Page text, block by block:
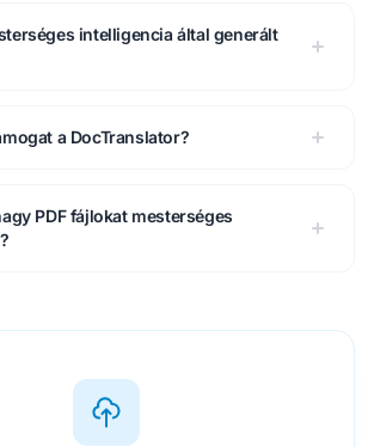
intelligencia által generált
a DocTranslator?
PDF fájlokat mesterséges